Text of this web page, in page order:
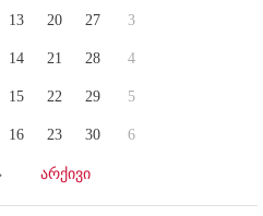
13
14
15
16
20
21
22
23
27
28
29
30
3
4
5
6